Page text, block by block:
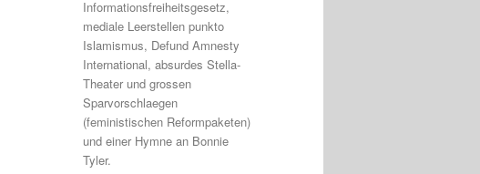
Informationsfreiheitsgesetz,
mediale Leerstellen punkto
Islamismus, Defund Amnesty
International, absurdes Stella-
Theater und grossen
Sparvorschlaegen
(feministischen Reformpaketen)
und einer Hymne an Bonnie
Tyler.